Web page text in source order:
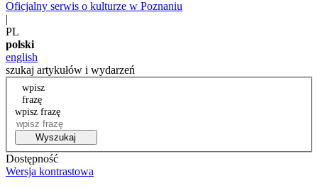
Oficjalny serwis o kulturze w Poznaniu
|
PL
polski
english
szukaj artykułów i wydarzeń
wpisz
frazę
wpisz frazę
Wyszukaj
Dostępność
Wersja kontrastowa